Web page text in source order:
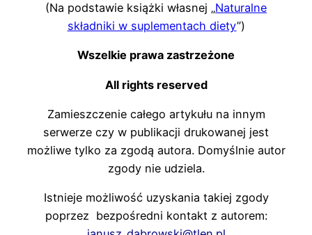
(Na podstawie książki własnej „Naturalne
składniki w suplementach diety”)
Wszelkie prawa zastrzeżone
All rights reserved
Zamieszczenie całego artykułu na innym
serwerze czy w publikacji drukowanej jest
możliwe tylko za zgodą autora. Domyślnie autor
zgody nie udziela.
Istnieje możliwość uzyskania takiej zgody
poprzez bezpośredni kontakt z autorem: